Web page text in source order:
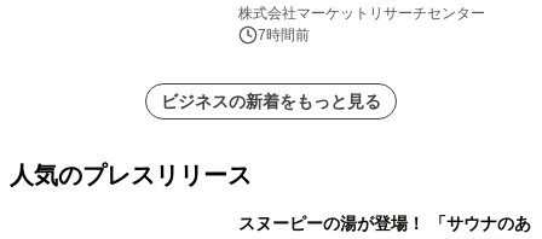
プリーツフィルターバッグ、その
他）・分析レポートを発表
株式会社マーケットリサーチセンター
7時間前
ビジネスの新着をもっと見る
人気のプレスリリース
スヌーピーの湯が登場！ 「サウナのあ